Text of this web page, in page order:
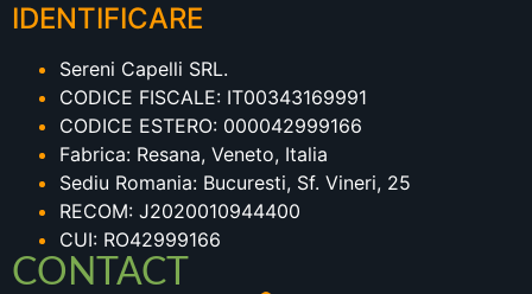
IDENTIFICARE
Sereni Capelli SRL.
CODICE FISCALE: IT00343169991
CODICE ESTERO: 000042999166
Fabrica: Resana, Veneto, Italia
Sediu Romania: Bucuresti, Sf. Vineri, 25
RECOM: J2020010944400
CUI: RO42999166
CONTACT